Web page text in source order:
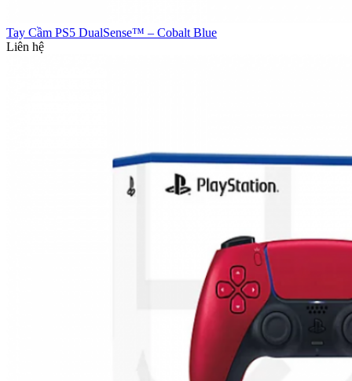
Tay Cầm PS5 DualSense™ – Cobalt Blue
Liên hệ